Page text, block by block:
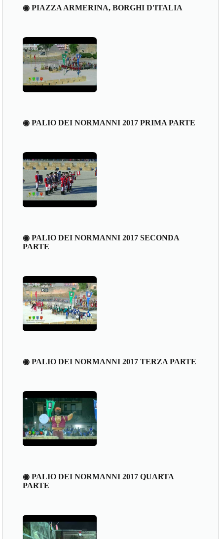
◉ PIAZZA ARMERINA, BORGHI D'ITALIA
◉ PALIO DEI NORMANNI 2017 PRIMA PARTE
◉ PALIO DEI NORMANNI 2017 SECONDA
PARTE
◉ PALIO DEI NORMANNI 2017 TERZA PARTE
◉ PALIO DEI NORMANNI 2017 QUARTA
PARTE